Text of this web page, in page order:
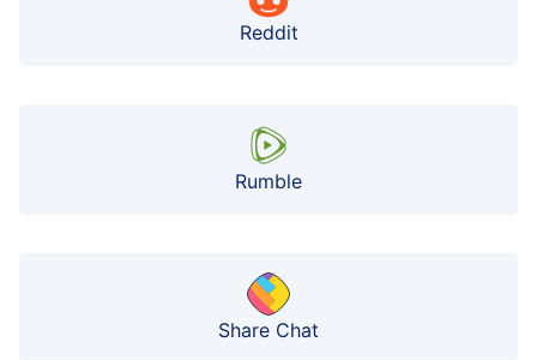
Reddit
Rumble
Share Chat